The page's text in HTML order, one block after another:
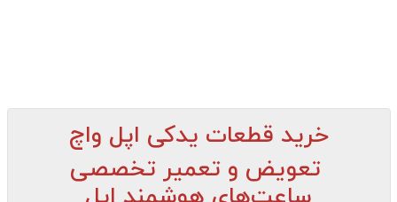
خرید قطعات یدکی اپل واچ
تعویض و تعمیر تخصصی